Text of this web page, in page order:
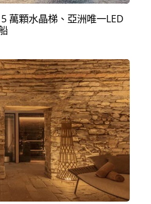
萬顆水晶梯、亞洲唯一LED